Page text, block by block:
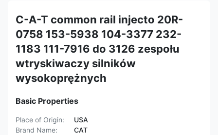
C-A-T common rail injecto 20R-
0758 153-5938 104-3377 232-
1183 111-7916 do 3126 zespołu
wtryskiwaczy silników
wysokoprężnych
Basic Properties
Place of Origin:
USA
Brand Name:
CAT